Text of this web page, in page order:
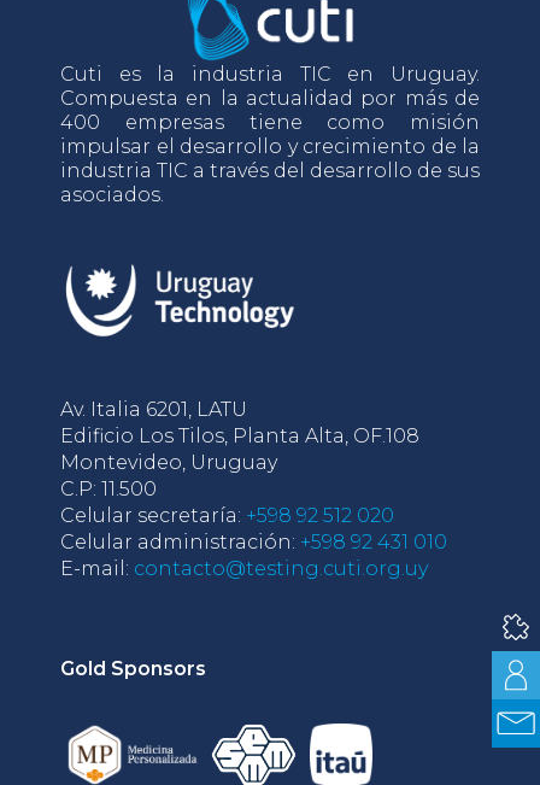
Cuti es la industria TIC en Uruguay.
Compuesta en la actualidad por más de
400 empresas tiene como misión
impulsar el desarrollo y crecimiento de la
industria TIC a través del desarrollo de sus
asociados.
Av. Italia 6201, LATU
Edificio Los Tilos, Planta Alta, OF.108
Montevideo, Uruguay
C.P: 11.500
Celular secretaría: +598 92 512 020
Celular administración: +598 92 431 010
E-mail: contacto@testing.cuti.org.uy
Gold Sponsors